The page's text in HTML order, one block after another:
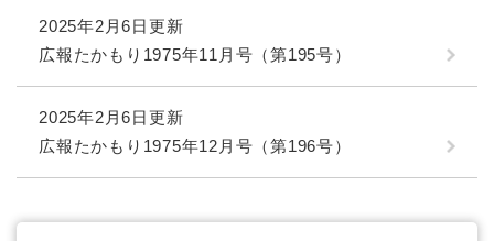
2025年2月6日更新
広報たかもり1975年11月号（第195号）
2025年2月6日更新
広報たかもり1975年12月号（第196号）